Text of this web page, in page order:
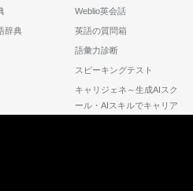
辞典
Weblio英会話
英語の質問箱
語彙力診断
スピーキングテスト
キャリジェネ～生成AIスク
ール・AIスキルでキャリア